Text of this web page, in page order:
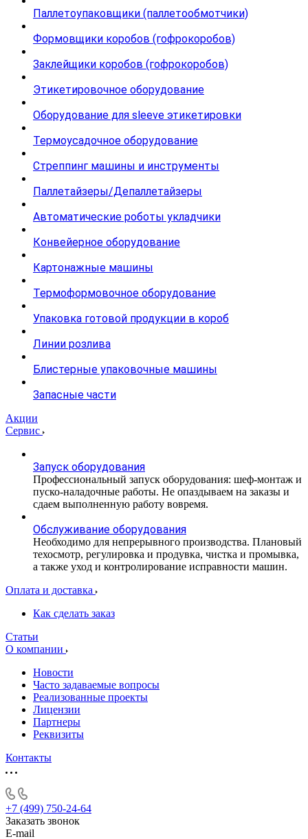
Паллетоупаковщики (паллетообмотчики)
Формовщики коробов (гофрокоробов)
Заклейщики коробов (гофрокоробов)
Этикетировочное оборудование
Оборудование для sleeve этикетировки
Термоусадочное оборудование
Стреппинг машины и инструменты
Паллетайзеры/Депаллетайзеры
Автоматические роботы укладчики
Конвейерное оборудование
Картонажные машины
Термоформовочное оборудование
Упаковка готовой продукции в короб
Линии розлива
Блистерные упаковочные машины
Запасные части
Акции
Сервис
Запуск оборудования
Профессиональный запуск оборудования: шеф-монтаж и
пуско-наладочные работы. Не опаздываем на заказы и
сдаем выполненную работу вовремя.
Обслуживание оборудования
Необходимо для непрерывного производства. Плановый
техосмотр, регулировка и продувка, чистка и промывка,
а также уход и контролирование исправности машин.
Оплата и доставка
Как сделать заказ
Статьи
О компании
Новости
Часто задаваемые вопросы
Реализованные проекты
Лицензии
Партнеры
Реквизиты
Контакты
+7 (499) 750-24-64
Заказать звонок
E-mail